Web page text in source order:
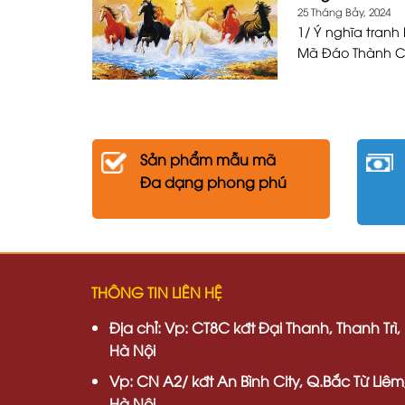
25 Tháng Bảy, 2024
1/ Ý nghĩa tranh
Mã Đáo Thành
Sản phẩm mẫu mã
Đa dạng phong phú
THÔNG TIN LIÊN HỆ
Địa chỉ:Vp: CT8C kđt Đại Thanh, Thanh Trì,
Hà Nội
Vp:CN A2/ kđt An Bình City, Q.Bắc Từ